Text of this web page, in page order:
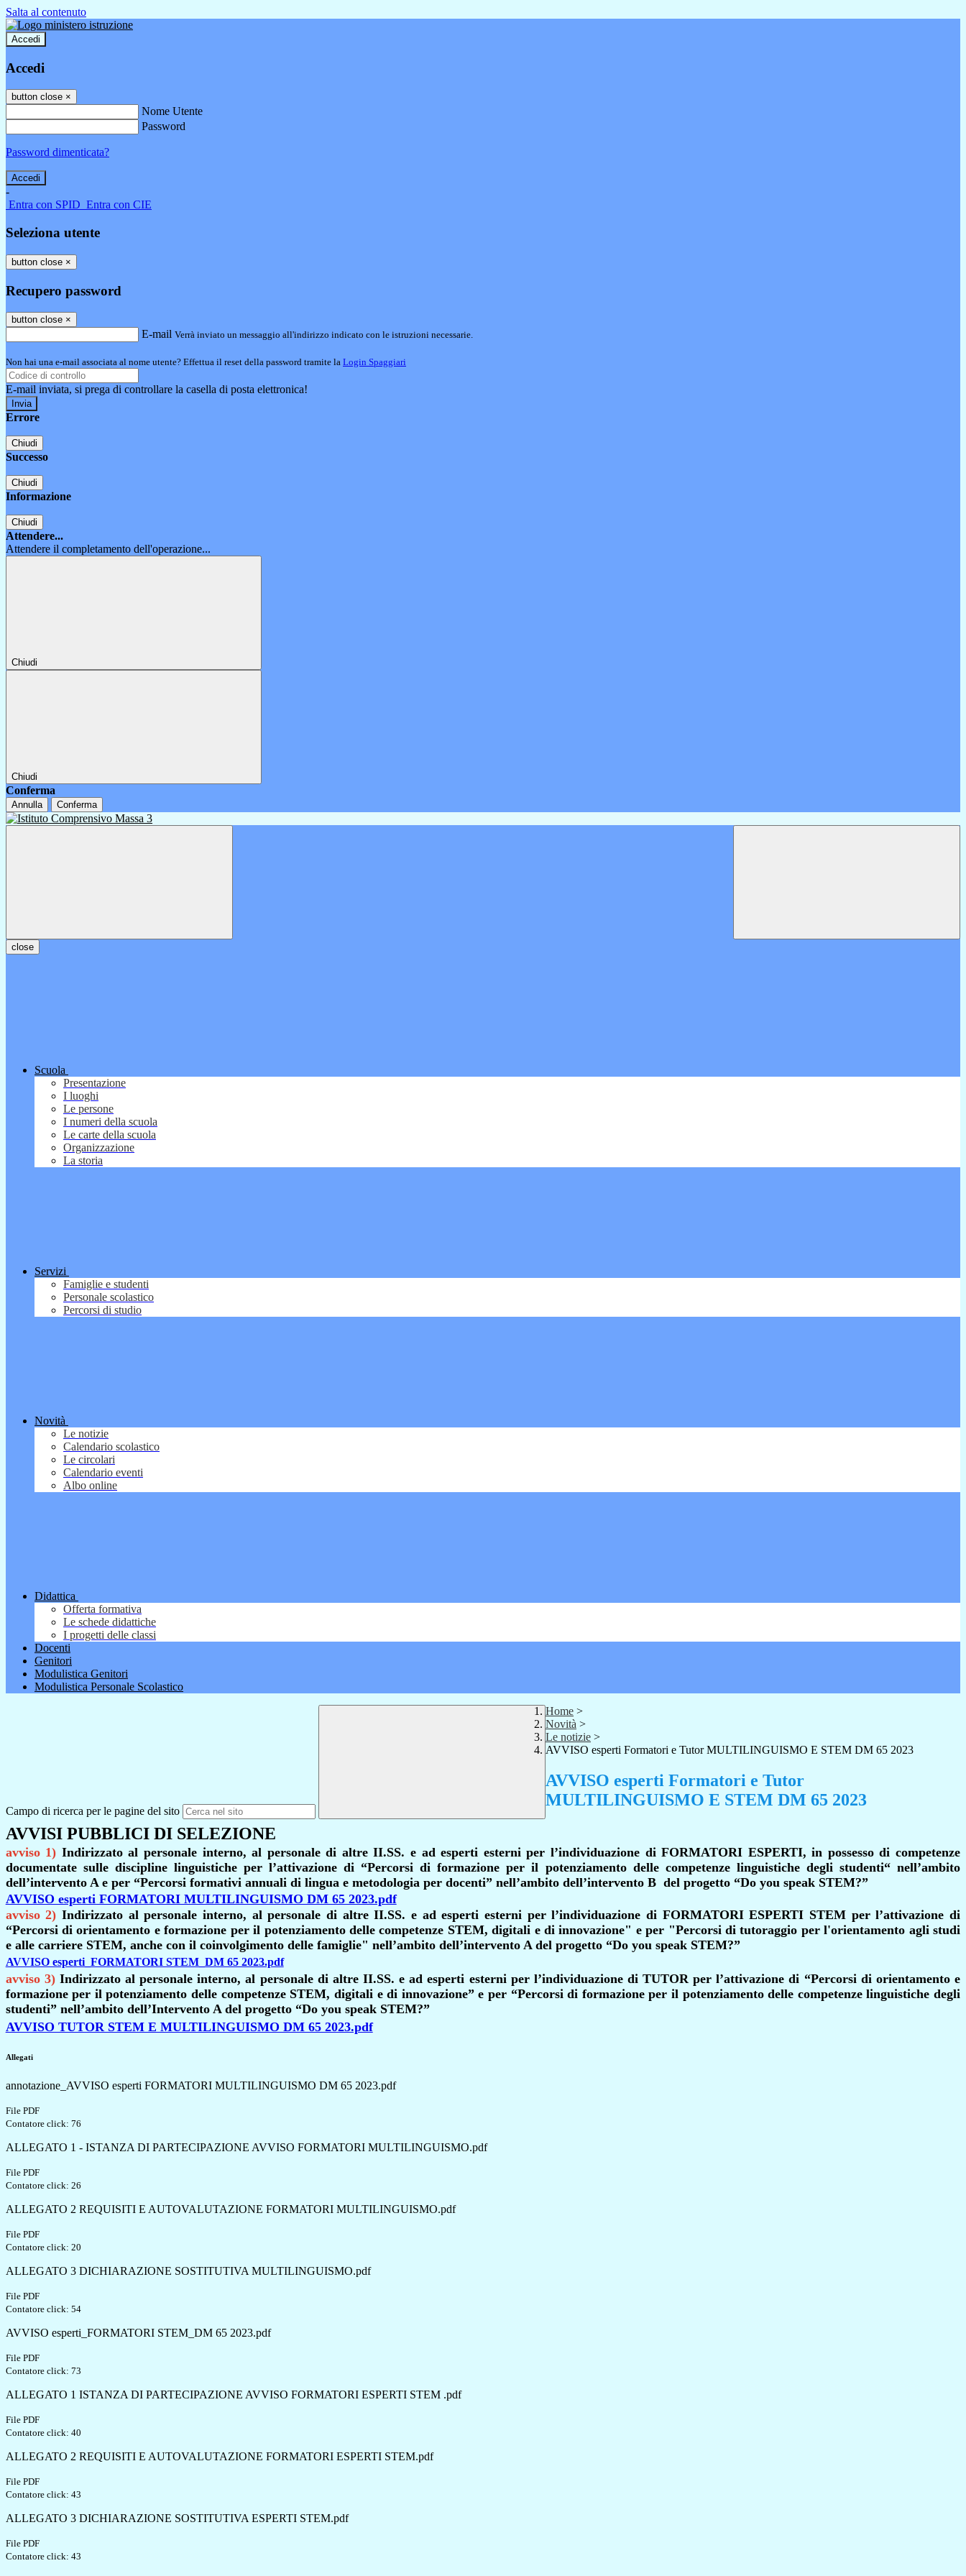
Salta al contenuto
Accedi
Accedi
button close ×
Nome Utente
Password
Password dimenticata?
-
Entra con SPID Entra con CIE
Seleziona utente
button close ×
Recupero password
button close ×
E-mail Verrà inviato un messaggio all'indirizzo indicato con le istruzioni necessarie.
Non hai una e-mail associata al nome utente? Effettua il reset della password tramite la Login Spaggiari
E-mail inviata, si prega di controllare la casella di posta elettronica!
Errore
Chiudi
Successo
Chiudi
Informazione
Chiudi
Attendere...
Attendere il completamento dell'operazione...
Chiudi
Chiudi
Conferma
Annulla Conferma
close
Scuola
Presentazione
I luoghi
Le persone
I numeri della scuola
Le carte della scuola
Organizzazione
La storia
Servizi
Famiglie e studenti
Personale scolastico
Percorsi di studio
Novità
Le notizie
Calendario scolastico
Le circolari
Calendario eventi
Albo online
Didattica
Offerta formativa
Le schede didattiche
I progetti delle classi
Docenti
Genitori
Modulistica Genitori
Modulistica Personale Scolastico
Campo di ricerca per le pagine del sito
Home >
Novità >
Le notizie >
AVVISO esperti Formatori e Tutor MULTILINGUISMO E STEM DM 65 2023
AVVISO esperti Formatori e Tutor
MULTILINGUISMO E STEM DM 65 2023
AVVISI PUBBLICI DI SELEZIONE
avviso 1) Indirizzato al personale interno, al personale di altre II.SS. e ad esperti esterni per l’individuazione di FORMATORI ESPERTI, in possesso di competenze
documentate sulle discipline linguistiche per l’attivazione di “Percorsi di formazione per il potenziamento delle competenze linguistiche degli studenti“ nell’ambito
dell’intervento A e per “Percorsi formativi annuali di lingua e metodologia per docenti” nell’ambito dell’intervento B del progetto “Do you speak STEM?”
AVVISO esperti FORMATORI MULTILINGUISMO DM 65 2023.pdf
avviso 2) Indirizzato al personale interno, al personale di altre II.SS. e ad esperti esterni per l’individuazione di FORMATORI ESPERTI STEM per l’attivazione di
“Percorsi di orientamento e formazione per il potenziamento delle competenze STEM, digitali e di innovazione" e per "Percorsi di tutoraggio per l'orientamento agli studi
e alle carriere STEM, anche con il coinvolgimento delle famiglie" nell’ambito dell’intervento A del progetto “Do you speak STEM?”
AVVISO esperti_FORMATORI STEM_DM 65 2023.pdf
avviso 3)Indirizzato al personale interno, al personale di altre II.SS. e ad esperti esterni per l’individuazione diTUTOR per l’attivazione di “Percorsi di orientamento e
formazione per il potenziamento delle competenze STEM, digitali e di innovazione” e per “Percorsi di formazione per il potenziamento delle competenze linguistiche degli
studenti” nell’ambito dell’Intervento A del progetto “Do you speak STEM?”
AVVISO TUTOR STEM E MULTILINGUISMO DM 65 2023.pdf
Allegati
annotazione_AVVISO esperti FORMATORI MULTILINGUISMO DM 65 2023.pdf
File PDF
Contatore click: 76
ALLEGATO 1 - ISTANZA DI PARTECIPAZIONE AVVISO FORMATORI MULTILINGUISMO.pdf
File PDF
Contatore click: 26
ALLEGATO 2 REQUISITI E AUTOVALUTAZIONE FORMATORI MULTILINGUISMO.pdf
File PDF
Contatore click: 20
ALLEGATO 3 DICHIARAZIONE SOSTITUTIVA MULTILINGUISMO.pdf
File PDF
Contatore click: 54
AVVISO esperti_FORMATORI STEM_DM 65 2023.pdf
File PDF
Contatore click: 73
ALLEGATO 1 ISTANZA DI PARTECIPAZIONE AVVISO FORMATORI ESPERTI STEM .pdf
File PDF
Contatore click: 40
ALLEGATO 2 REQUISITI E AUTOVALUTAZIONE FORMATORI ESPERTI STEM.pdf
File PDF
Contatore click: 43
ALLEGATO 3 DICHIARAZIONE SOSTITUTIVA ESPERTI STEM.pdf
File PDF
Contatore click: 43